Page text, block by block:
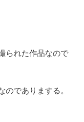
られた作品なので
のでありまする。